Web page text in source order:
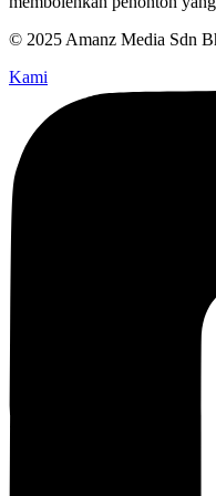
© 2025 Amanz Media Sdn
Kami